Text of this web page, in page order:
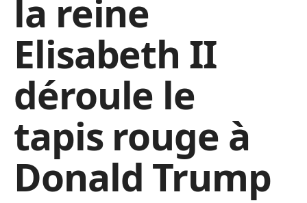
la reine
Elisabeth II
déroule le
tapis rouge à
Donald Trump